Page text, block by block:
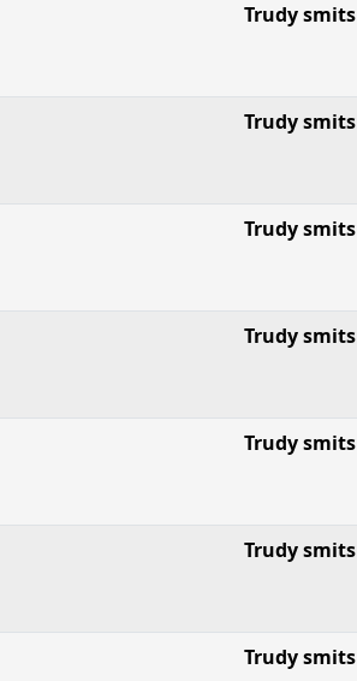
Trudy smits
Trudy smits
Trudy smits
Trudy smits
Trudy smits
Trudy smits
Trudy smits